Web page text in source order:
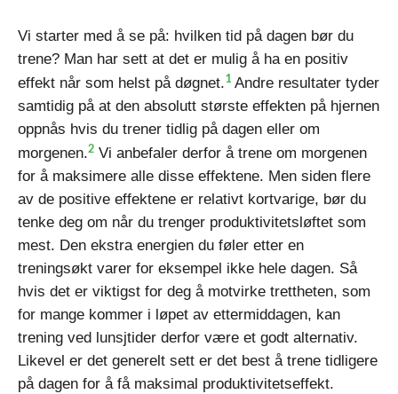
Vi starter med å se på: hvilken tid på dagen bør du
trene? Man har sett at det er mulig å ha en positiv
effekt når som helst på døgnet.1 Andre resultater tyder
samtidig på at den absolutt største effekten på hjernen
oppnås hvis du trener tidlig på dagen eller om
morgenen.2 Vi anbefaler derfor å trene om morgenen
for å maksimere alle disse effektene. Men siden flere
av de positive effektene er relativt kortvarige, bør du
tenke deg om når du trenger produktivitetsløftet som
mest. Den ekstra energien du føler etter en
treningsøkt varer for eksempel ikke hele dagen. Så
hvis det er viktigst for deg å motvirke trettheten, som
for mange kommer i løpet av ettermiddagen, kan
trening ved lunsjtider derfor være et godt alternativ.
Likevel er det generelt sett er det best å trene tidligere
på dagen for å få maksimal produktivitetseffekt.